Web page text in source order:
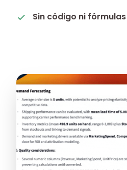
Sin código ni fórmulas